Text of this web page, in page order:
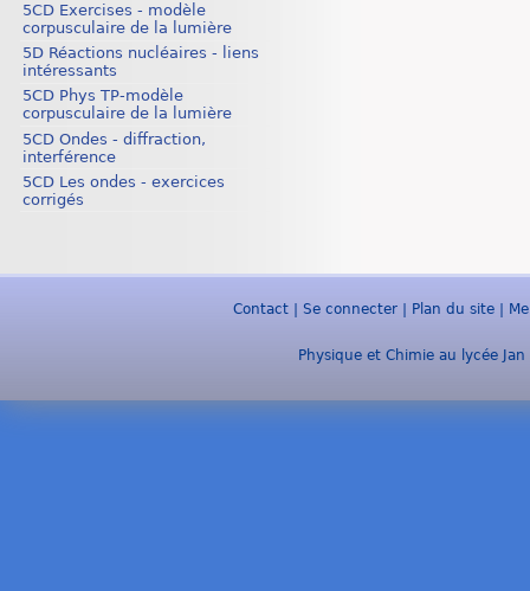
5CD Exercises - modèle
corpusculaire de la lumière
5D Réactions nucléaires - liens
intéressants
5CD Phys TP-modèle
corpusculaire de la lumière
5CD Ondes - diffraction,
interférence
5CD Les ondes - exercices
corrigés
Contact Se connecter Plan du site
Physique et Chimie au lycée